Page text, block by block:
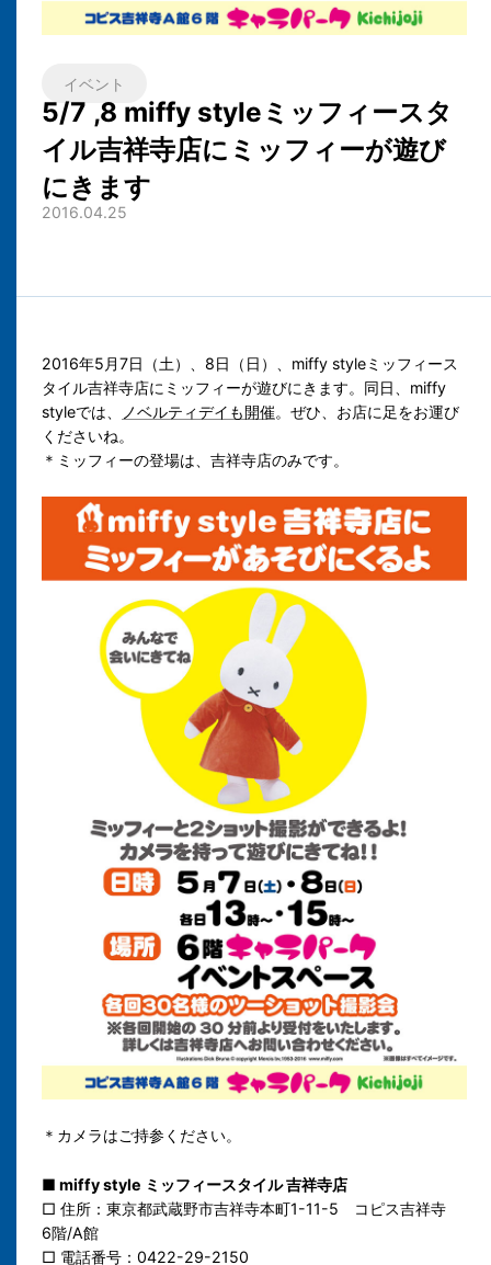
イベント
5/7 ,8 miffy styleミッフィースタ
イル吉祥寺店にミッフィーが遊び
にきます
2016.04.25
2016年5月7日（土）、8日（日）、miffy styleミッフィース
タイル吉祥寺店にミッフィーが遊びにきます。 同日、miffy
styleでは、
ノベルティデイも開催。ぜひ、お店に足をお運び
くださいね。
＊ミッフィーの登場は、吉祥寺店のみです。
＊カメラはご持参ください。
■ miffy style ミッフィースタイル 吉祥寺店
□ 住所：東京都武蔵野市吉祥寺本町1-11-5 コピス吉祥寺
6階/A館
□ 電話番号：0422-29-2150